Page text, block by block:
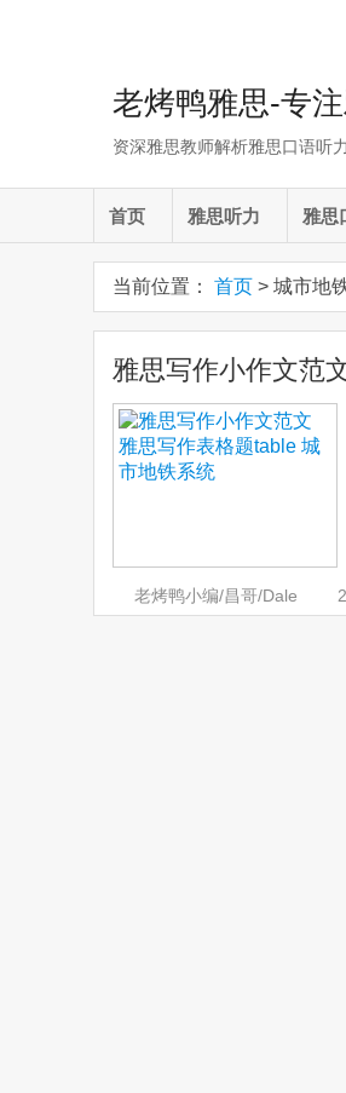
老烤鸭雅思-专
资深雅思教师解析雅思口语听
首页 雅思听力 雅思
当前位置： 首页 > 城市地
雅思写作小作文范
老烤鸭小编/昌哥/Dale